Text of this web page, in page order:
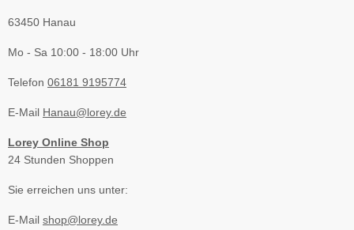
63450 Hanau
Mo - Sa 10:00 - 18:00 Uhr
Telefon 06181 9195774
E-Mail Hanau@lorey.de
Lorey Online Shop
24 Stunden Shoppen
Sie erreichen uns unter:
E-Mail shop@lorey.de